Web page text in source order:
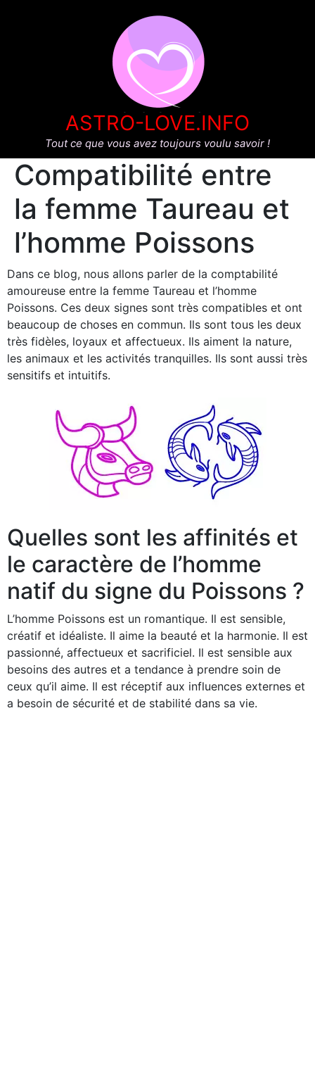
ASTRO-LOVE.INFO
Tout ce que vous avez toujours voulu savoir !
Compatibilité entre
la femme Taureau et
l’homme Poissons
Dans ce blog, nous allons parler de la comptabilité
amoureuse entre la femme Taureau et l’homme
Poissons. Ces deux signes sont très compatibles et ont
beaucoup de choses en commun. Ils sont tous les deux
très fidèles, loyaux et affectueux. Ils aiment la nature,
les animaux et les activités tranquilles. Ils sont aussi très
sensitifs et intuitifs.
Quelles sont les affinités et
le caractère de l’homme
natif du signe du Poissons ?
L’homme Poissons est un romantique. Il est sensible,
créatif et idéaliste. Il aime la beauté et la harmonie. Il est
passionné, affectueux et sacrificiel. Il est sensible aux
besoins des autres et a tendance à prendre soin de
ceux qu’il aime. Il est réceptif aux influences externes et
a besoin de sécurité et de stabilité dans sa vie.